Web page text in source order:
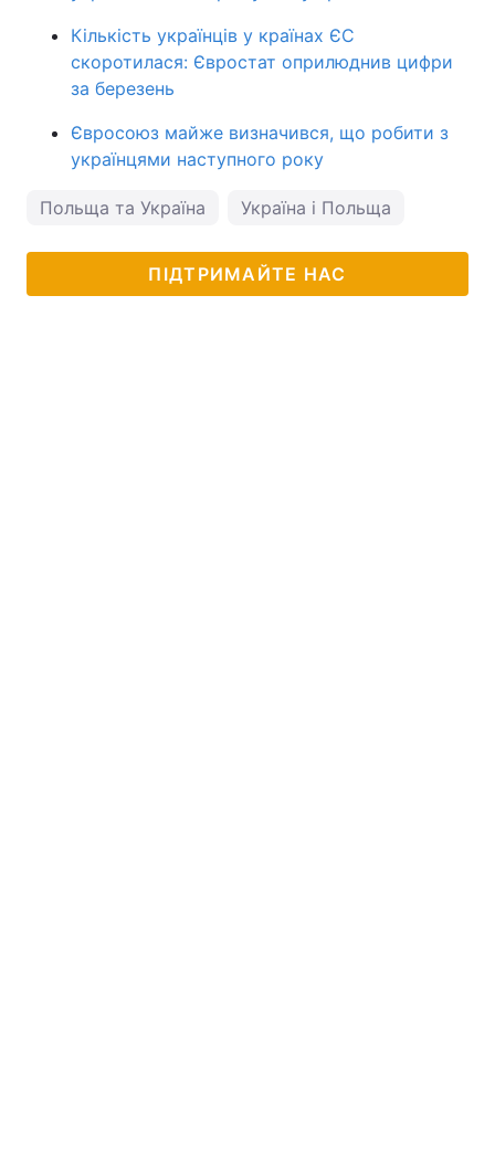
Кількість українців у країнах ЄС
скоротилася: Євростат оприлюднив цифри
за березень
Євросоюз майже визначився, що робити з
українцями наступного року
Польща та Україна Україна і Польща
ПІДТРИМАЙТЕ НАС